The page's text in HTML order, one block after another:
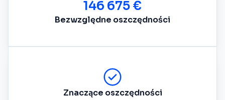
146 675 €
Bezwzględne oszczędności
Znaczące oszczędności